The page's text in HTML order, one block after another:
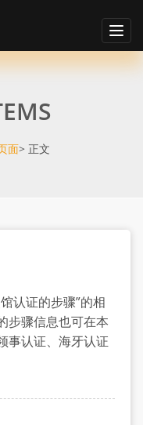
面> 正文
认证的步骤”的相
步骤信息也可在本
事认证、海牙认证